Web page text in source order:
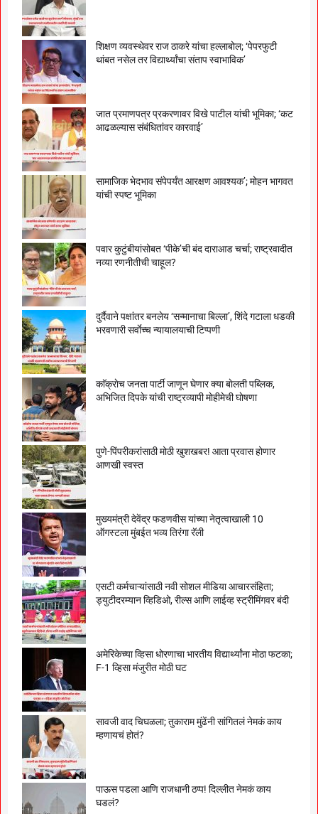
शिक्षण व्यवस्थेवर राज ठाकरे यांचा हल्लाबोल; ‘पेपरफुटी
थांबत नसेल तर विद्यार्थ्यांचा संताप स्वाभाविक’
जात प्रमाणपत्र प्रकरणावर विखे पाटील यांची भूमिका; ‘कट
आढळल्यास संबंधितांवर कारवाई’
सामाजिक भेदभाव संपेपर्यंत आरक्षण आवश्यक’; मोहन भागवत
यांची स्पष्ट भूमिका
पवार कुटुंबीयांसोबत ‘पीके’ची बंद दाराआड चर्चा; राष्ट्रवादीत
नव्या रणनीतीची चाहूल?
दुर्दैवाने पक्षांतर बनलेय ‘सन्मानाचा बिल्ला’, शिंदे गटाला धडकी
भरवणारी सर्वाेच्च न्यायालयाची टिप्पणी
काॅक्राेच जनता पार्टी जाणून घेणार क्या बाेलती पब्लिक,
अभिजित दिपके यांची राष्ट्रव्यापी माेहीमेची घाेषणा
पुणे-पिंपरीकरांसाठी मोठी खुशखबर! आता प्रवास होणार
आणखी स्वस्त
मुख्यमंत्री देवेंद्र फडणवीस यांच्या नेतृत्वाखाली 10
ऑगस्टला मुंबईत भव्य तिरंगा रॅली
एसटी कर्मचाऱ्यांसाठी नवी सोशल मीडिया आचारसंहिता;
ड्युटीदरम्यान व्हिडिओ, रील्स आणि लाईव्ह स्ट्रीमिंगवर बंदी
अमेरिकेच्या व्हिसा धोरणाचा भारतीय विद्यार्थ्यांना मोठा फटका;
F-1 व्हिसा मंजुरीत मोठी घट
सावजी वाद चिघळला; तुकाराम मुंढेंनी सांगितलं नेमकं काय
म्हणायचं होतं?
पाऊस पडला आणि राजधानी ठप्प! दिल्लीत नेमकं काय
घडलं?